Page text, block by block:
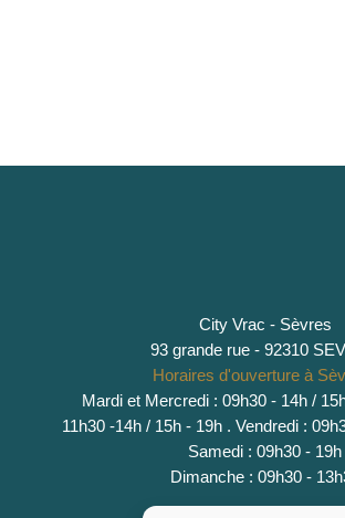
City Vrac - Sèvres
93 grande rue - 92310
Horaires d'ouverture à
Mardi et Mercredi : 09h30 - 14h /
11h30 -14h / 15h - 19h . Vendredi :
Samedi : 09h30 - 19h
Dimanche : 09h30 -